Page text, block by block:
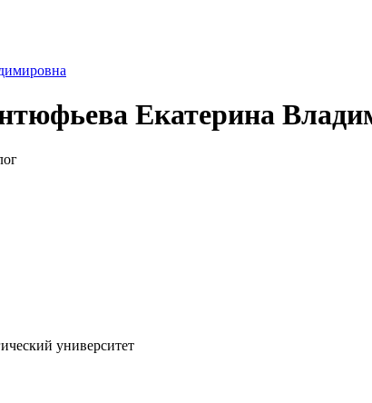
Екатерина
университет